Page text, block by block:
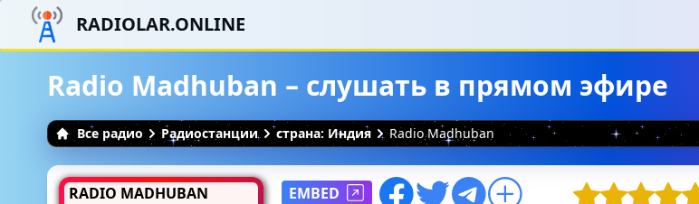
RADIOLAR.ONLINE
Radio Madhuban – слушать в прямом эфире
Все радио Радиостанции страна: Индия Radio Madhuban
RADIO MADHUBAN
EMBED